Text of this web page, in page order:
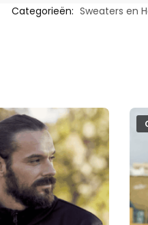
Categorieën: Sweaters en